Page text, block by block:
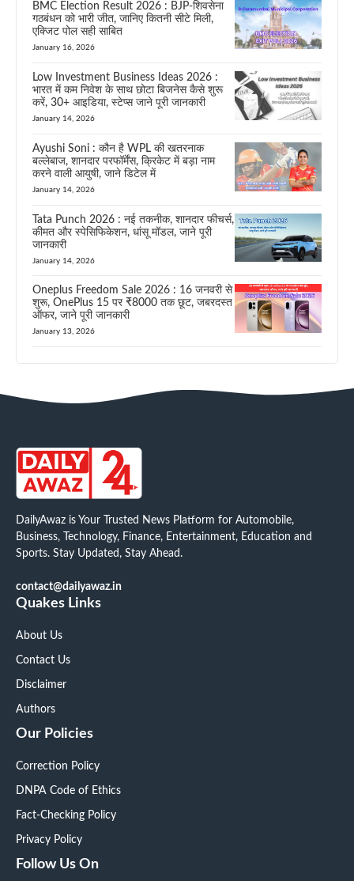
BMC Election Result 2026 : BJP-शिवसेना
गठबंधन को भारी जीत, जानिए कितनी सीटे मिली,
एक्जिट पोल सही साबित
January 16, 2026
Low Investment Business Ideas 2026 :
भारत में कम निवेश के साथ छोटा बिजनेस कैसे शुरू
करें, 30+ आइडिया, स्टेप्स जाने पूरी जानकारी
January 14, 2026
Ayushi Soni : कौन है WPL की खतरनाक
बल्लेबाज, शानदार परफॉर्मेंस, क्रिकेट में बड़ा नाम
करने वाली आयुषी, जाने डिटेल में
January 14, 2026
Tata Punch 2026 : नई तकनीक, शानदार फीचर्स,
कीमत और स्पेसिफिकेशन, धांसू मॉडल, जाने पूरी
जानकारी
January 14, 2026
Oneplus Freedom Sale 2026 : 16 जनवरी से
शुरू, OnePlus 15 पर ₹8000 तक छूट, जबरदस्त
ऑफर, जाने पूरी जानकारी
January 13, 2026
DailyAwaz is Your Trusted News Platform for Automobile,
Business, Technology, Finance, Entertainment, Education and
Sports. Stay Updated, Stay Ahead.
contact@dailyawaz.in
Quakes Links
About Us
Contact Us
Disclaimer
Authors
Our Policies
Correction Policy
DNPA Code of Ethics
Fact-Checking Policy
Privacy Policy
Follow Us On